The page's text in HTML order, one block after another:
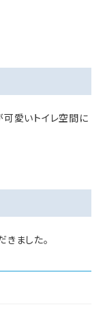
愛いトイレ空間に
ました。